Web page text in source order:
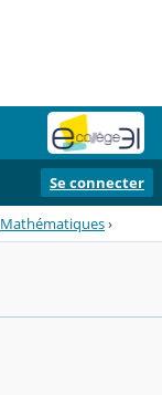
Se connecter
Mathématiques›